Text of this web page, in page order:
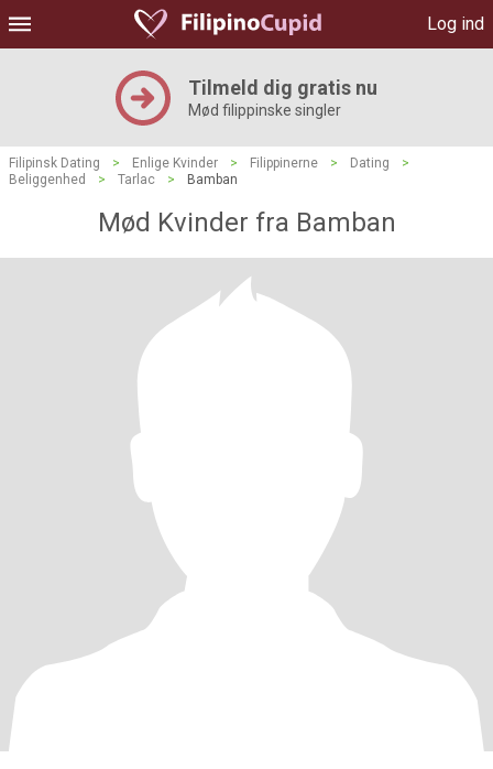
Log ind
Tilmeld dig gratis nu
Mød filippinske singler
Filipinsk Dating > Enlige Kvinder > Filippinerne > Dating
>
Beliggenhed
> Tarlac > Bamban
Mød Kvinder fra Bamban